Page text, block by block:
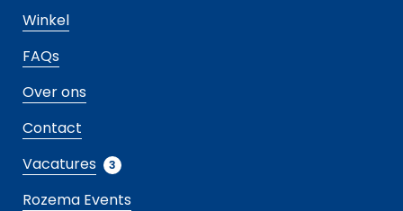
Winkel
FAQs
Over ons
Contact
Vacatures
3
Rozema Events